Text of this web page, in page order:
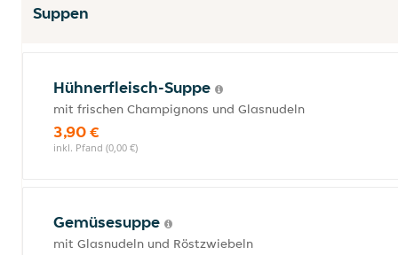
Suppen
Hühnerfleisch-Suppe
mit frischen Champignons und Glasnudeln
3,90 €
inkl. Pfand (0,00 €)
Gemüsesuppe
mit Glasnudeln und Röstzwiebeln